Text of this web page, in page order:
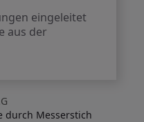
eingeleitet
aus der
durch Messerstich